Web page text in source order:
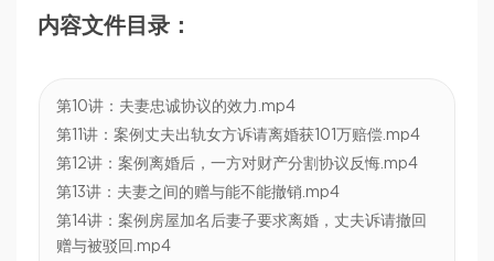
内容文件目录：
第10讲：夫妻忠诚协议的效力.mp4
第11讲：案例丈夫出轨女方诉请离婚获101万赔偿.mp4
第12讲：案例离婚后，一方对财产分割协议反悔.mp4
第13讲：夫妻之间的赠与能不能撤销.mp4
第14讲：案例房屋加名后妻子要求离婚，丈夫诉请撤回
赠与被驳回.mp4